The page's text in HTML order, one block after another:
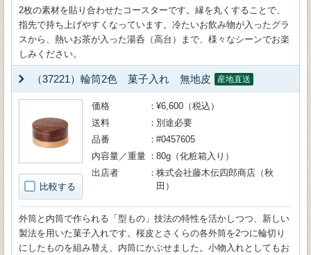
2枚の素材を貼り合わせたコースターです。縁を丸くすることで、
指先で持ち上げやすくなっています。冷たいお飲み物が入ったグラ
スから、熱いお茶が入った湯呑（高台）まで、様々なシーンでお楽
しみください。
（37221）輪筒2色 菓子入れ 無地皮 産地直送
比較する
価格
¥6,600（税込）
送料
別途必要
品番
#0457605
内容量／重量
80g（化粧箱入り）
出店者
株式会社藤木伝四郎商店（秋
田）
外筒と内筒で作られる「型もの」技法の特性を活かしつつ、新しい
製法を用いた菓子入れです。桜皮とさくらの各外筒を2つに輪切り
にしたものを組み替え、内筒にかぶせました。小物入れとしてもお